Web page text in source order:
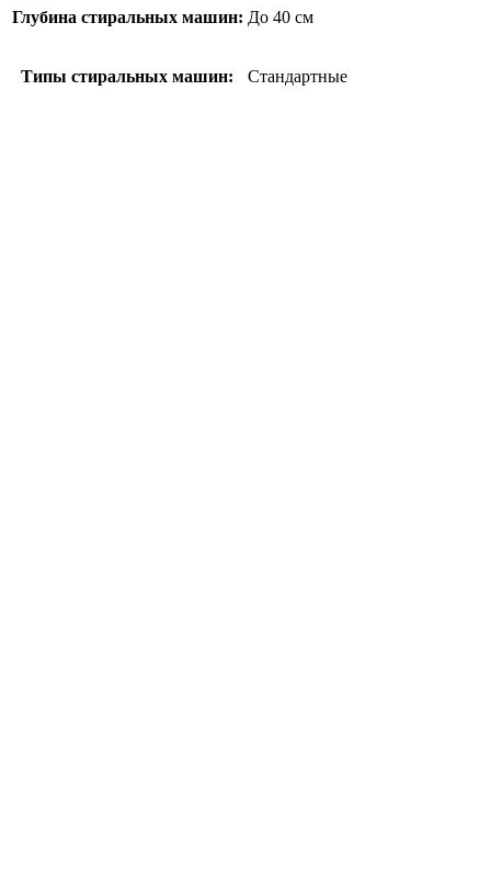
Глубина стиральных машин: До 40 см
Типы стиральных машин: Стандартные